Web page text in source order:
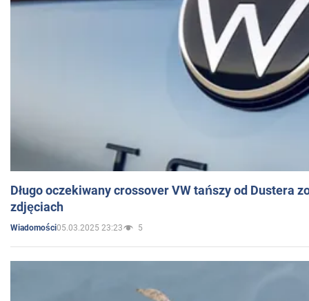
Długo oczekiwany crossover VW tańszy od Dustera
zdjęciach
Wiadomości05.03.2025 23:23 5